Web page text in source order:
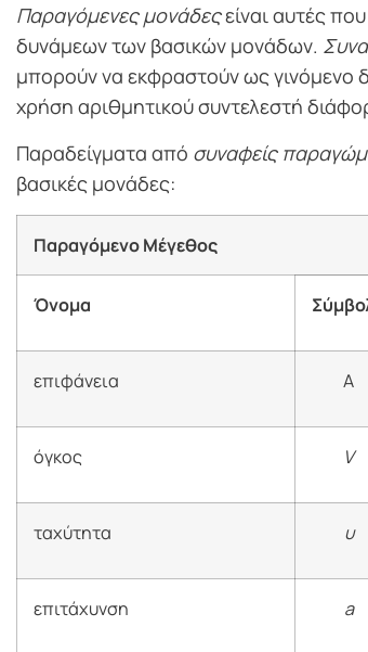
Παραγόμενες μονάδεςείναι αυτές
δυνάμεων των βασικών μονάδων.
μπορούν να εκφραστούν ως γινόμενο
χρήση αριθμητικού συντελεστή
Παραδείγματα από συναφείς
βασικές μονάδες:
Παραγόμενο Μέγεθος
Όνομα
επιφάνεια A
όγκος V
ταχύτητα υ
επιτάχυνση a